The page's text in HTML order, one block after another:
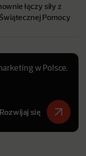
łączy siły z
Pomocy
w Polsce.
Rozwijaj się